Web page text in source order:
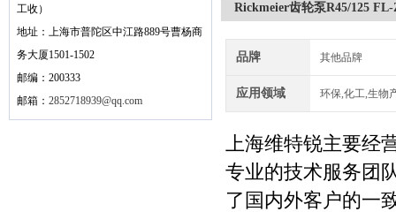
工收）
地址：上海市普陀区中江路889号曹杨商
务大厦1501-1502
邮编：200333
邮箱： 2852718939@qq.com
Rickmeier齿轮泵R45/125
品牌 其他品牌
应用领域 环保,化工,生物
上海维特锐主要经
专业的技术服务团
了国内外客户的一